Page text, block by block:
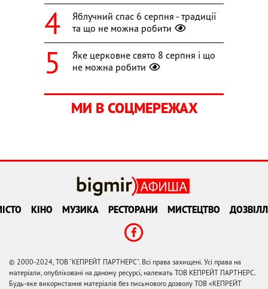
Яблучний спас 6 серпня - традиції
та що не можна робити
Яке церковне свято 8 серпня і що
не можна робити
МИ В СОЦМЕРЕЖАХ
КІНО МУЗИКА РЕСТОРАНИ МИСТЕЦТВО
© 2000-2024, ТОВ "КЕПРЕЙТ ПАРТНЕРС". Всі права захищені. Усі права на
матеріали, опубліковані на даному ресурсі, належать ТОВ КЕПРЕЙТ ПАРТНЕРС.
Будь-яке використання матеріалів без письмового дозволу ТОВ «КЕПРЕЙТ